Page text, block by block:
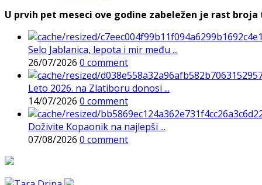
U prvih pet meseci ove godine zabeležen je rast
Selo Jablanica, lepota i mir među ...
26/07/2026 0 comment
Leto 2026. na Zlatiboru donosi ...
14/07/2026 0 comment
Doživite Kopaonik na najlepši ...
07/08/2026 0 comment